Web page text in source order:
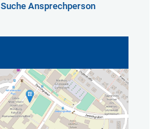
Suche Ansprechperson